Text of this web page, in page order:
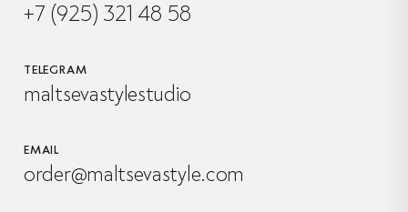
+7 (925) 321 48 58
TELEGRAM
maltsevastylestudio
EMAIL
order@maltsevastyle.com